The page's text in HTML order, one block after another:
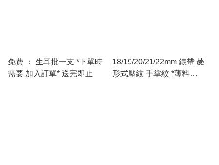
免費 ： 生耳批一支 *下單時
需要 加入訂單* 送完即止
18/19/20/21/22mm 錶帶 菱
形式壓紋 手掌紋 *薄料